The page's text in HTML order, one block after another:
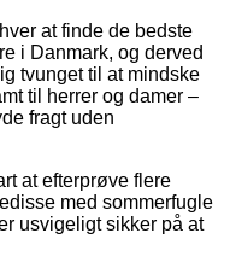
at finde de bedste
i Danmark, og derved
tvunget til at mindske
til herrer og damer –
fragt uden
at efterprøve flere
med sommerfugle
usvigeligt sikker på at